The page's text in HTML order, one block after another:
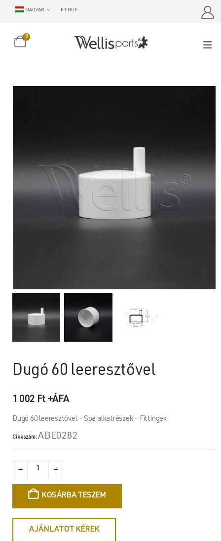
MAGYAR FT HUF
0
Dugó 60 leeresztővel
1 002 Ft+ÁFA
Dugó 60 leeresztővel – Spa alkatrészek – Fittingek
Cikkszám:ABE0282
KOSÁRBA TESZEM
AJÁNLATOT KÉREK